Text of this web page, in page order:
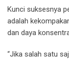
Kunci suksesnya
adalah
dan daya
“Jika salah satu